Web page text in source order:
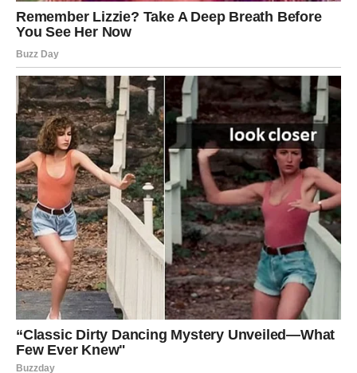
Jedna osoba igraće važnu ulogu u vašoj
sudbini
U narednom periodu posebno će se izdvojiti jedna osoba
koja će imati veliki uticaj na vaš život. Ta osoba može biti
neko iz prošlosti, ali i neko potpuno nov. Ono što je
sigurno jeste da će vam doneti osećaj sigurnosti, mira i
poverenja.
Uz tu osobu počećete ponovo da verujete u lepe dane.
Shvatićete da nisu svi ljudi isti i da još postoje oni koji
umeju iskreno da vole i poštuju ono što vi jeste.